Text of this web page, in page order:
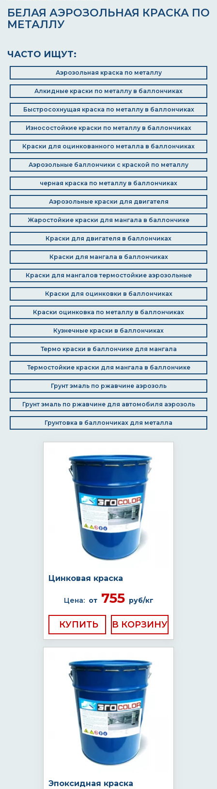
БЕЛАЯ АЭРОЗОЛЬНАЯ КРАСКА ПО
МЕТАЛЛУ
ЧАСТО ИЩУТ:
Аэрозольная краска по металлу
Алкидные краски по металлу в баллончиках
Быстросохнущая краска по металлу в баллончиках
Износостойкие краски по металлу в баллончиках
Краски для оцинкованного металла в баллончиках
Аэрозольные баллончики с краской по металлу
черная краска по металлу в баллончиках
Аэрозольные краски для двигателя
Жаростойкие краски для мангала в баллончике
Краски для двигателя в баллончиках
Краски для мангала в баллончиках
Краски для мангалов термостойкие аэрозольные
Краски для оцинковки в баллончиках
Краски оцинковка по металлу в баллончиках
Кузнечные краски в баллончиках
Термо краски в баллончике для мангала
Термостойкие краски для мангала в баллончике
Грунт эмаль по ржавчине аэрозоль
Грунт эмаль по ржавчине для автомобиля аэрозоль
Грунтовка в баллончиках для металла
Цинковая краска
Цена: от755 руб/кг
КУПИТЬ
Эпоксидная краска